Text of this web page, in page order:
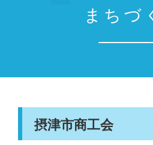
研究開発成果･社会実装事例
イベント･ニュース
お問い合わせ
まちづ
摂津市商工会